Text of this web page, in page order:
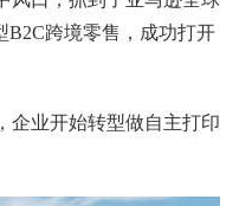
B2C跨境零售，成功打开
企业开始转型做自主打印